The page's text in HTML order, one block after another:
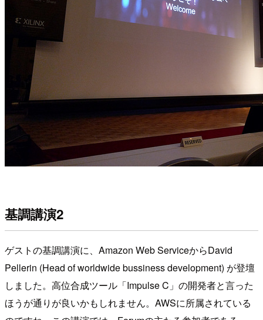
基調講演2
ゲストの基調講演に、Amazon Web ServiceからDavid
Pellerin (Head of worldwide bussiness development) が登壇
しました。高位合成ツール「Impulse C」の開発者と言った
ほうが通りが良いかもしれません。AWSに所属されている